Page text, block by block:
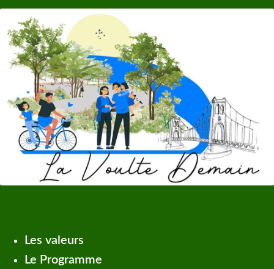
Les valeurs
Le Programme